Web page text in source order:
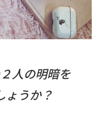
人の明暗を
ょうか？